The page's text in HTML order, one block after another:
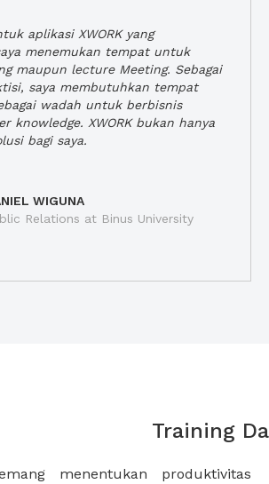
aplikasi XWORK yang
menemukan tempat untuk
maupun lecture Meeting. Sebagai
saya membutuhkan tempat
wadah untuk berbisnis
knowledge. XWORK bukan hanya
bagi saya.
WIGUNA
Relations at Binus University
Training
menentukan produktivitas
anda berkesan biasa saja?